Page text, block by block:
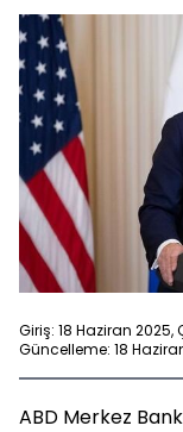
Giriş: 18 Haziran
Güncelleme: 18
ABD Merkez